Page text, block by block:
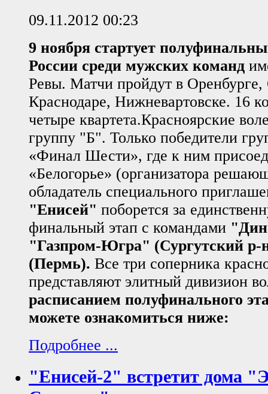
09.11.2012 00:23
9 ноября стартует
России среди мужских команд
Ревы. Матчи пройдут в Оренбурге,
Краснодаре, Нижневартовске. 16
четыре квартета.Красноярские
группу "Б". Только победители
«Финал Шести», где к ним
«Белогорье» (организатора
обладатель специального
"Енисей" поборется за
финальный этап с командами
"Газпром-Югра" (Сургутский
(Пермь). Все три соперника
представляют элитный дивизион
расписанием полуфинального
можете ознакомиться ниже:
Подробнее ...
"Енисей-2" встретит дома